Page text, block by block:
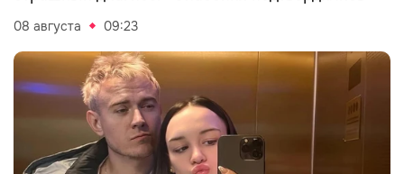
08 августа 09:23